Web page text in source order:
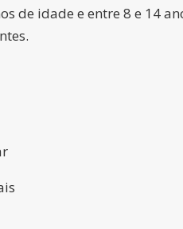
de idade e entre 8 e 14